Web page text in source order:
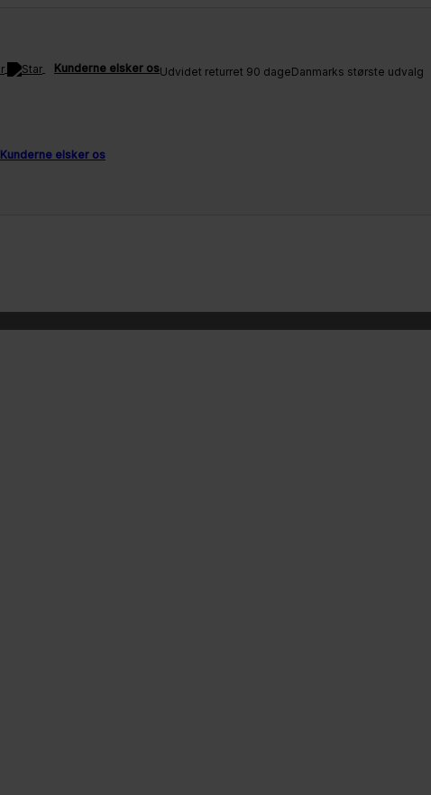
Kunderne elsker osUdvidet returret 90 dageDanmarks største udvalg
Kunderne elsker os